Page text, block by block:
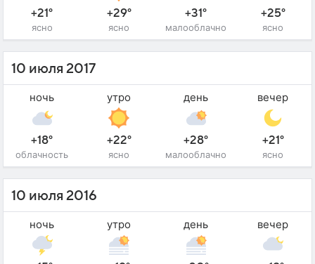
+21°
ясно
+29°
ясно
+31°
малооблачно
+25°
ясно
10 июля 2017
ночь
+18°
облачность
утро
+22°
ясно
день
+28°
малооблачно
вечер
+21°
ясно
10 июля 2016
ночь утро день вечер